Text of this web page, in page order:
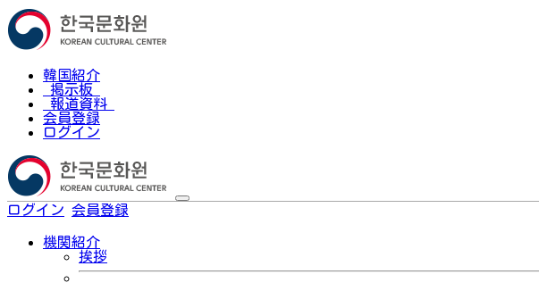
韓国紹介
掲示板
報道資料
会員登録
ログイン
ログイン 会員登録
機関紹介
挨拶